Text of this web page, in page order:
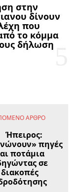
στην
δίνουν
που
το κόμμα
δήλωση
ΆΡΘΡΟ